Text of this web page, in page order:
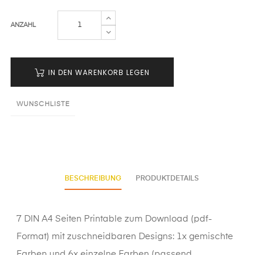
ANZAHL
IN DEN WARENKORB LEGEN
WUNSCHLISTE
BESCHREIBUNG PRODUKTDETAILS
7 DIN A4 Seiten Printable zum Download (pdf-
Format) mit zuschneidbaren Designs: 1x gemischte